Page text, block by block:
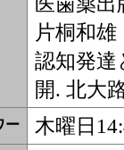
片桐和
認知発達
開. 北大
ー 木曜日